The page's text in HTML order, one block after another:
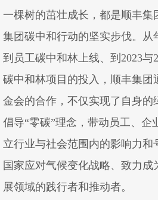
一棵树的茁壮成长，都是顺丰集
集团碳中和行动的坚实步伐。从
到员工碳中和林上线、到2023与
碳中和林项目的投入，顺丰集团
金会的合作，不仅实现了自身的
倡导“零碳”理念，带动员工、企
立行业与社会范围内的影响力和
国家应对气候变化战略、致力
展领域的践行者和推动者。